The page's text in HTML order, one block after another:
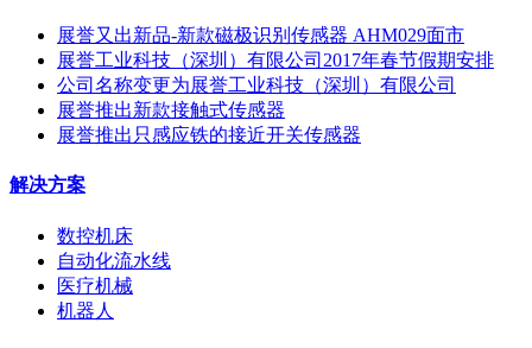
展誉又出新品-新款磁极识别传感器 AHM029面市
展誉工业科技（深圳）有限公司2017年春节假期安排
公司名称变更为展誉工业科技（深圳）有限公司
展誉推出新款接触式传感器
展誉推出只感应铁的接近开关传感器
解决方案
数控机床
自动化流水线
医疗机械
机器人